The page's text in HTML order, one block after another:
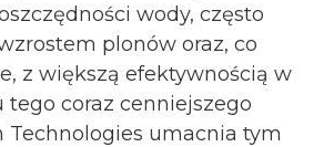
wody, często
plonów oraz, co
z większą efektywnością w
coraz cenniejszego
Technologies umacnia tym